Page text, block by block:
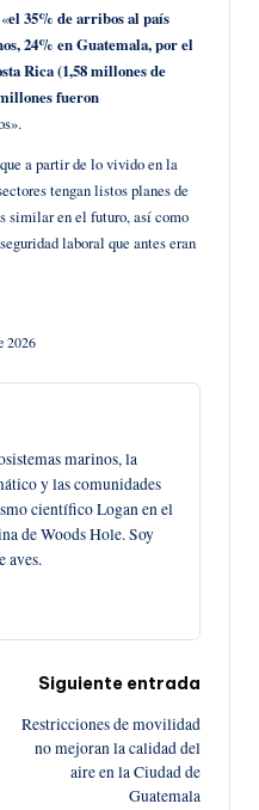
el 35% de arribos al país
24% en Guatemala, por el
Rica (1,58 millones de
fueron
a partir de lo vivido en la
tengan listos planes de
similar en el futuro, así como
laboral que antes eran
2026
marinos, la
y las comunidades
científico Logan en el
de Woods Hole. Soy
aves.
Siguiente entrada
Restricciones de movilidad
no mejoran la calidad del
aire en la Ciudad de
Guatemala